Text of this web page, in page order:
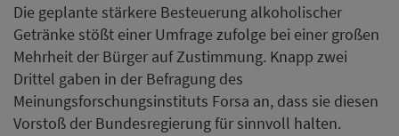
Die geplante stärkere Besteuerung alkoholischer
Getränke stößt einer Umfrage zufolge bei einer großen
Mehrheit der Bürger auf Zustimmung. Knapp zwei
Drittel gaben in der Befragung des
Meinungsforschungsinstituts Forsa an, dass sie diesen
Vorstoß der Bundesregierung für sinnvoll halten.